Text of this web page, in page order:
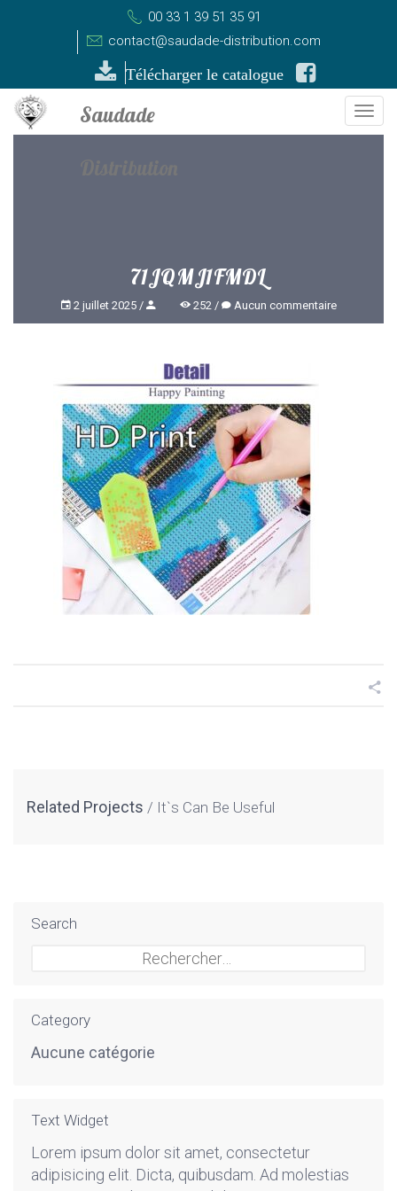
00 33 1 39 51 35 91
contact@saudade-distribution.com
Télécharger le catalogue
71JQMJ1FMDL
2 juillet 2025 252 Aucun commentaire
Related Projects It`s Can Be Useful
Search
Category
Aucune catégorie
Text Widget
Lorem ipsum dolor sit amet, consectetur
adipisicing elit. Dicta, quibusdam. Ad molestias